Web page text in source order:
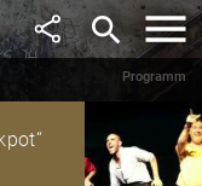
search
Programm